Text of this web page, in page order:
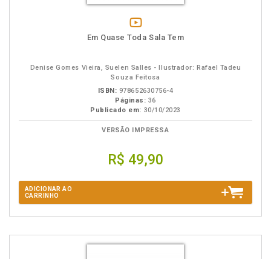
vídeo
Em Quase Toda Sala Tem
Denise Gomes Vieira, Suelen Salles - Ilustrador: Rafael Tadeu
Souza Feitosa
ISBN: 978652630756-4
Páginas: 36
Publicado em: 30/10/2023
VERSÃO IMPRESSA
R$ 49,90
ADICIONAR AO
CARRINHO